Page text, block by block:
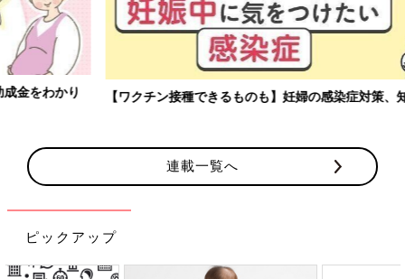
【ワクチン接種できるものも】妊婦の感染症対策、知っておいて！
連載一覧へ
ピックアップ